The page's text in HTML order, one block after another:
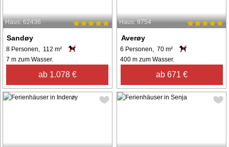
Haus: 62436
Sandøy
8 Personen, 112 m²
7 m zum Wasser.
ab 1.078 €
Haus: 9754
Averøy
6 Personen, 70 m²
400 m zum Wasser.
ab 671 €